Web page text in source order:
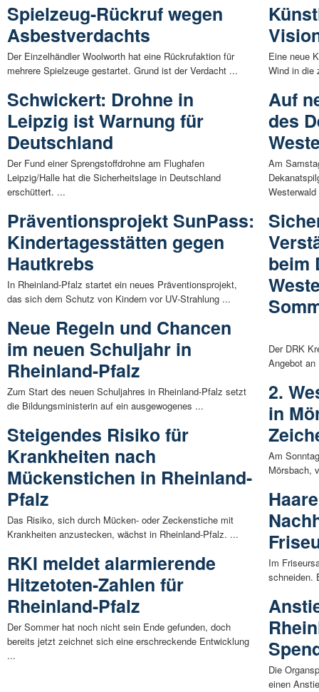
Spielzeug-Rückruf wegen
Asbestverdachts
Der Einzelhändler Woolworth hat eine Rückrufaktion für
mehrere Spielzeuge gestartet. Grund ist der Verdacht ...
Schwickert: Drohne in
Leipzig ist Warnung für
Deutschland
Der Fund einer Sprengstoffdrohne am Flughafen
Leipzig/Halle hat die Sicherheitslage in Deutschland
erschüttert. ...
Präventionsprojekt SunPass:
Kindertagesstätten gegen
Hautkrebs
In Rheinland-Pfalz startet ein neues Präventionsprojekt,
das sich dem Schutz von Kindern vor UV-Strahlung ...
Neue Regeln und Chancen
im neuen Schuljahr in
Rheinland-Pfalz
Zum Start des neuen Schuljahres in Rheinland-Pfalz setzt
die Bildungsministerin auf ein ausgewogenes ...
Steigendes Risiko für
Krankheiten nach
Mückenstichen in Rheinland-
Pfalz
Das Risiko, sich durch Mücken- oder Zeckenstiche mit
Krankheiten anzustecken, wächst in Rheinland-Pfalz. ...
RKI meldet alarmierende
Hitzetoten-Zahlen für
Rheinland-Pfalz
Der Sommer hat noch nicht sein Ende gefunden, doch
bereits jetzt zeichnet sich eine erschreckende Entwicklung
...
Eine neue
Wind in die
Auf
des
Am
beim
Der DRK
Angebot
2.
in
Am
Mörsbach,
Im
schneiden.
Die
einen